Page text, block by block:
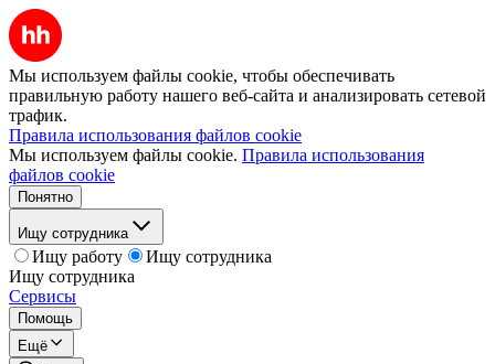
Мы используем файлы cookie, чтобы обеспечивать
правильную работу нашего веб-сайта и анализировать сетевой
трафик.
Правила использования файлов cookie
Мы используем файлы cookie. Правила использования
файлов cookie
Понятно
Ищу сотрудника
Ищу работу
Ищу сотрудника
Ищу сотрудника
Сервисы
Помощь
Ещё